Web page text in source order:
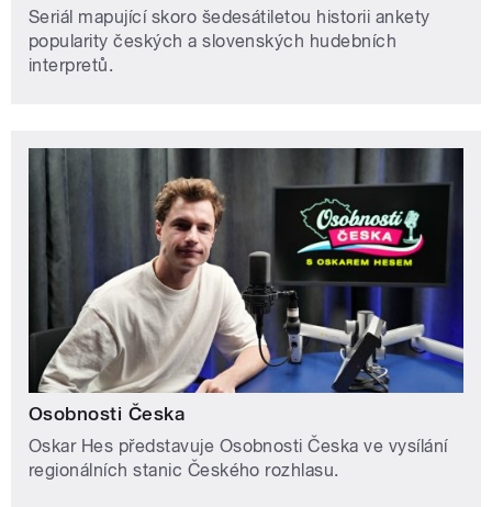
Seriál mapující skoro šedesátiletou historii ankety
popularity českých a slovenských hudebních
interpretů.
Osobnosti Česka
Oskar Hes představuje Osobnosti Česka ve vysílání
regionálních stanic Českého rozhlasu.